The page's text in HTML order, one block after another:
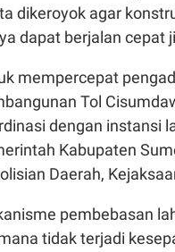
dikeroyok agar
dapat berjalan cepat
mempercepat
Tol
dengan instansi
Kabupaten
Daerah,
pembebasan
tidak terjadi